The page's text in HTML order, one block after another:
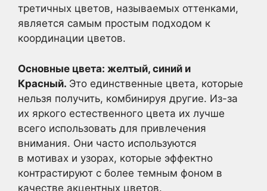
третичных цветов, называемых оттенками,
является самым простым подходом к
координации цветов.
Основные цвета: желтый, синий и
Красный. Это единственные цвета, которые
нельзя получить, комбинируя другие. Из-за
их яркого естественного цвета их лучше
всего использовать для привлечения
внимания. Они часто используются
в мотивах и узорах, которые эффектно
контрастируют с более темным фоном в
качестве акцентных цветов.